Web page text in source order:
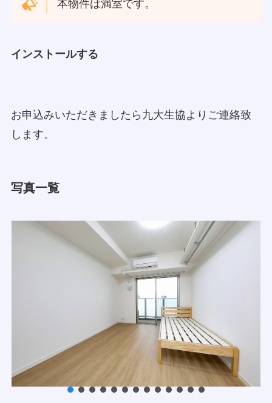
本物件は満室です。
インストールする
お申込みいただきましたら九大生協よりご連絡致
します。
写真一覧